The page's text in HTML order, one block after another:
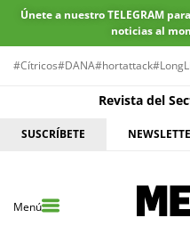
Únete a nuestro TELEGRAM
noticias al
#Cítricos#DANA#hortattack
Revista del
SUSCRÍBETE
Menú